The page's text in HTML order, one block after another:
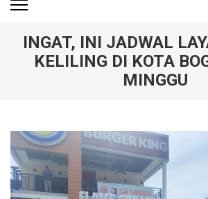
INGAT, INI JADWAL
KELILING DI KOTA
MINGGU